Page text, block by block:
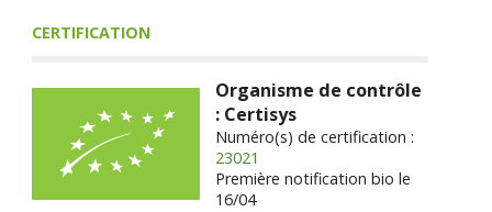
CERTIFICATION
Organisme de contrôle
: Certisys
Numéro(s) de certification :
23021
Première notification bio le
16/04